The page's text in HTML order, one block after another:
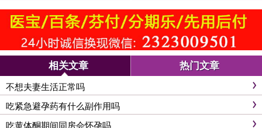
相关文章 热门文章
不想夫妻生活正常吗
吃紧急避孕药有什么副作用吗
吃黄体酮期间同房会怀孕吗